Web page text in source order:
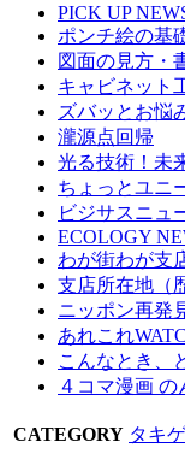
PICK UP
ポンチ絵の基
図面の見方・
キャビネット
ズバッとお悩
瀧源点回帰
光る技術！未
ちょっとユニ
ビジサスニュ
ECOLOGY
わが街わが支
支店所在地（
ニッポン再発
あれこれ
こんなとき、
４コマ漫画
CATEGORY タキ